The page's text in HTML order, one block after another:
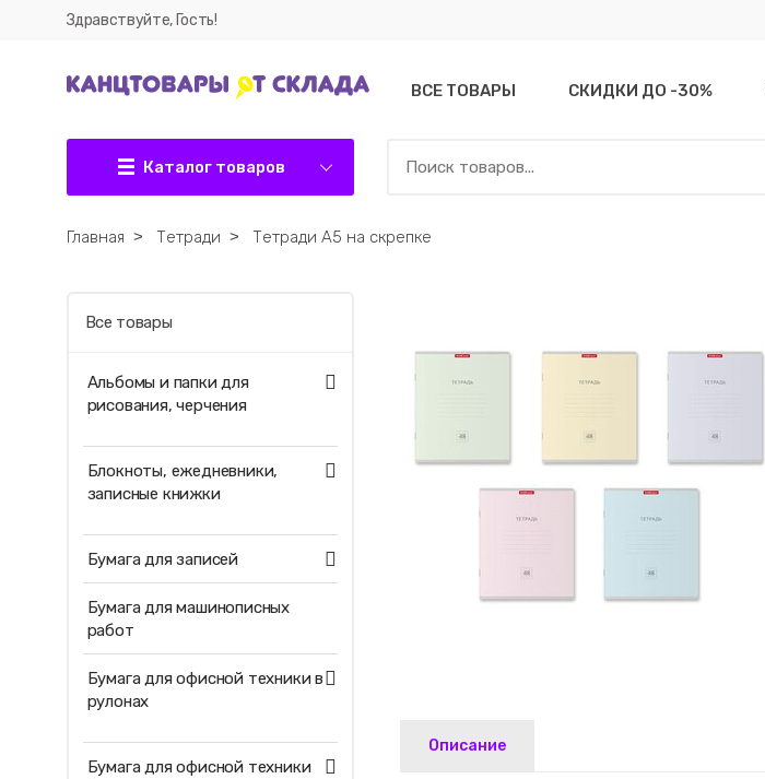
Здравствуйте, Гость!
Каталог товаров
ВСЕ ТОВАРЫ СКИДКИ ДО -30%
Главная ˃ Тетради ˃ Тетради А5 на скрепке
Описание
Все товары
Альбомы и папки для
рисования, черчения
Блокноты, ежедневники,
записные книжки
Бумага для записей
Бумага для машинописных
работ
Бумага для офисной техники в
рулонах
Бумага для офисной техники